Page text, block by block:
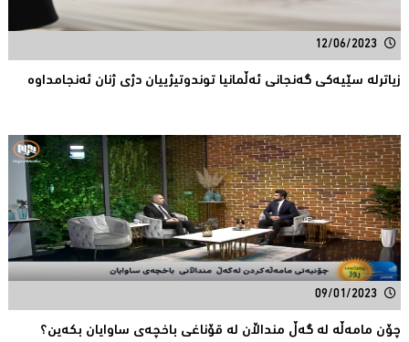
12/06/2023
زیاترله‌ سێیه‌كی گه‌نجانی‌ ئه‌ڵمانیا توندوتیژییان دژی‌ ژنان ئه‌نجامداوه‌
09/01/2023
چۆن مامەڵە لە گەڵ منداڵان لە قۆناغی باخچەی ساوایان بکەین؟